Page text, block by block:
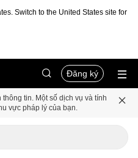
Switch to the United States site for
Đăng ký
tin. Một số dịch vụ và tính
vực pháp lý của bạn.